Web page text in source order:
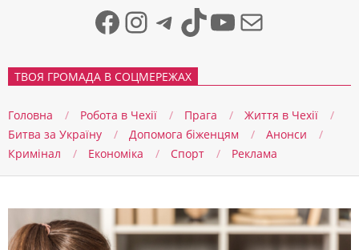
Facebook
Instagram
Telegram
TikTok
YouTube
Mail
ТВОЯ ГРОМАДА В СОЦМЕРЕЖАХ
Головна Робота в Чехії Прага
Життя в Чеxії
Битва за Україну
Допомога біженцям
Анонси
Кримінал
Економіка Спорт Реклама